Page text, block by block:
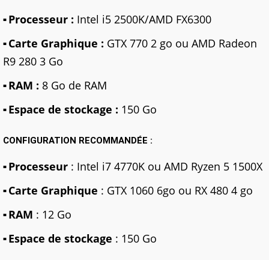
Processeur : Intel i5 2500K/AMD FX6300
Carte Graphique : GTX 770 2 go ou AMD Radeon
R9 280 3 Go
RAM : 8 Go de RAM
Espace de stockage : 150 Go
CONFIGURATION RECOMMANDÉE :
Processeur : Intel i7 4770K ou AMD Ryzen 5 1500X
Carte Graphique : GTX 1060 6go ou RX 480 4 go
RAM : 12 Go
Espace de stockage : 150 Go